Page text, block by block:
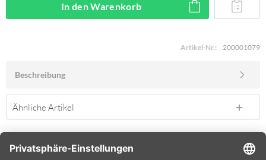
In denWarenkorb
Artikel-Nr.: 200001079
Beschreibung
Ähnliche Artikel
SERVICE HOTLINE